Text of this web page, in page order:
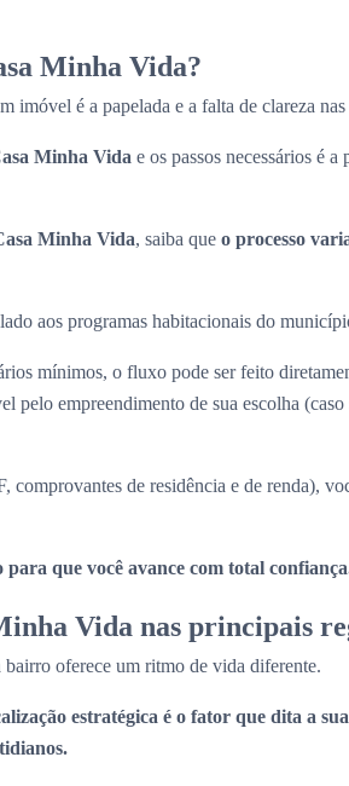
Minha Vida?
imóvel é a papelada e a falta de clareza
Minha Vida e os passos necessários é
Minha Vida, saiba que o processo
aos programas habitacionais do
mínimos, o fluxo pode ser feito
pelo empreendimento de sua escolha (caso
comprovantes de residência e de renda),
que você avance com total
Vida nas principais
oferece um ritmo de vida diferente.
estratégica é o fator que dita a